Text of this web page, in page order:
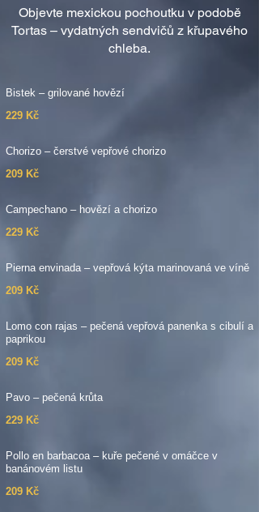
Objevte mexickou pochoutku v podobě
Tortas – vydatných sendvičů z křupavého
chleba.
Bistek – grilované hovězí
229 Kč
Chorizo – čerstvé vepřové chorizo
209 Kč
Campechano – hovězí a chorizo
229 Kč
Pierna envinada – vepřová kýta marinovaná ve víně
209 Kč
Lomo con rajas – pečená vepřová panenka s cibulí a
paprikou
209 Kč
Pavo – pečená krůta
229 Kč
Pollo en barbacoa – kuře pečené v omáčce v
banánovém listu
209 Kč